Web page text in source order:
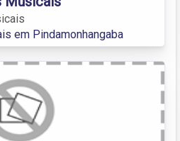
em Pindamonhangaba